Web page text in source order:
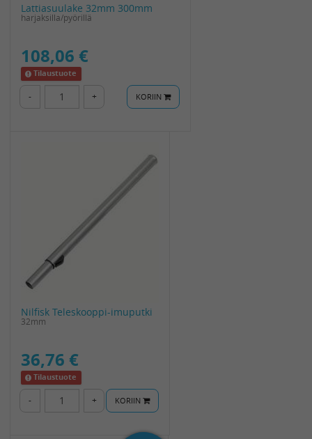
Lattiasuulake 32mm 300mm
harjaksilla/pyörillä
108,06 €
Tilaustuote
- + KORIIN
Nilfisk Teleskooppi-imuputki
32mm
36,76 €
Tilaustuote
- + KORIIN